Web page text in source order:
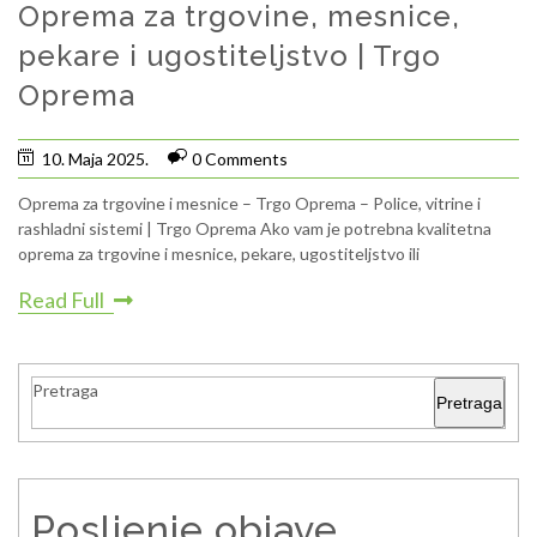
Oprema za trgovine, mesnice,
pekare i ugostiteljstvo | Trgo
Oprema
10. Maja 2025. 0 Comments
Oprema za trgovine i mesnice – Trgo Oprema – Police, vitrine i
rashladni sistemi | Trgo Oprema Ako vam je potrebna kvalitetna
oprema za trgovine i mesnice, pekare, ugostiteljstvo ili
Read Full
Pretraga
Pretraga